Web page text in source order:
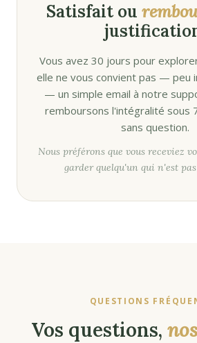
Satisfait ou
Vous avez 30 jours pour
elle ne vous convient pas — peu
— un simple email à notre
remboursons l'intégralité sous
sans question.
Nous préférons que vous receviez
garder quelqu'un qui n'est
QUESTIONS
Vos questions,